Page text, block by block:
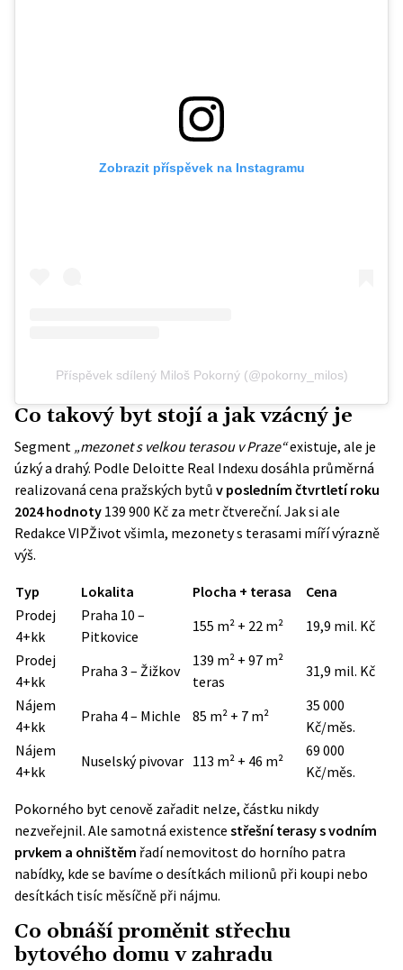
Zobrazit příspěvek na Instagramu
Příspěvek sdílený Miloš Pokorný (@pokorny_milos)
Co takový byt stojí a jak vzácný je
Segment „mezonet s velkou terasou v Praze“existuje, ale je
úzký a drahý. Podle Deloitte Real Indexu dosáhla průměrná
realizovaná cena pražských bytů v posledním čtvrtletí roku
2024 hodnoty 139 900 Kč za metr čtvereční. Jak si ale
Redakce VIPŽivot všimla, mezonety s terasami míří výrazně
výš.
Typ Lokalita Plocha + terasa
Cena
Prodej
4+kk
Praha 10 –
Pitkovice
155 m² + 22 m²
19,9 mil. Kč
Prodej
4+kk
Praha 3 – Žižkov
139 m² + 97 m²
teras
31,9 mil. Kč
Nájem
4+kk
Praha 4 – Michle 85 m² + 7 m²
35 000
Kč/měs.
Nájem
4+kk
Nuselský pivovar 113 m² + 46 m²
69 000
Kč/měs.
Pokorného byt cenově zařadit nelze, částku nikdy
nezveřejnil. Ale samotná existence střešní terasy s vodním
prvkem a ohništěm řadí nemovitost do horního patra
nabídky, kde se bavíme o desítkách milionů při koupi nebo
desítkách tisíc měsíčně při nájmu.
Co obnáší proměnit střechu
bytového domu v zahradu